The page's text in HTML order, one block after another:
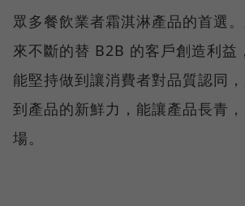
眾多餐飲業者霜淇淋產品的首選
來不斷的替 B2B 的客戶創造利益
能堅持做到讓消費者對品質認同
到產品的新鮮力，能讓產品長青
場。